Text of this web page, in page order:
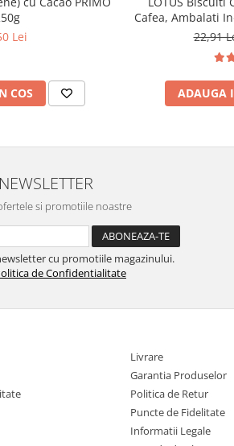
Lei
COS
Cafea, Ambalati
22,91
ADAUGA
NEWSLETTER
si promotiile noastre
cu promotiile magazinului.
de Confidentialitate
Livrare
Garantia Produselor
Politica de Retur
Puncte de Fidelitate
Informatii Legale